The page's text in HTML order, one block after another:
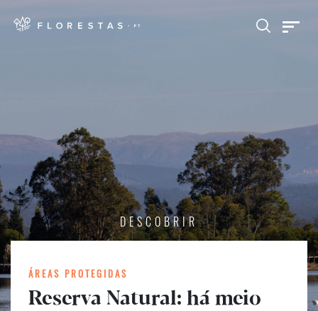
DESCOBRIR
ÁREAS PROTEGIDAS
Reserva Natural: há meio